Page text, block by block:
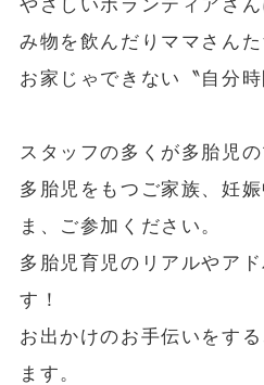
やさしいボランティアさ
み物を飲んだりママさん
お家じゃできない〝自分
スタッフの多くが多胎児の
多胎児をもつご家族、妊
ま、ご参加ください。
多胎児育児のリアルやア
す！
お出かけのお手伝いをす
ます。